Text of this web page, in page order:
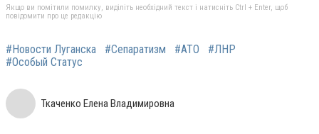
Якщо ви помітили помилку, виділіть необхідний текст і натисніть Ctrl + Enter, щоб
повідомити про це редакцію
#Новости Луганска #Сепаратизм #АТО
#ЛНР
#Особый Статус
Ткаченко Елена Владимировна